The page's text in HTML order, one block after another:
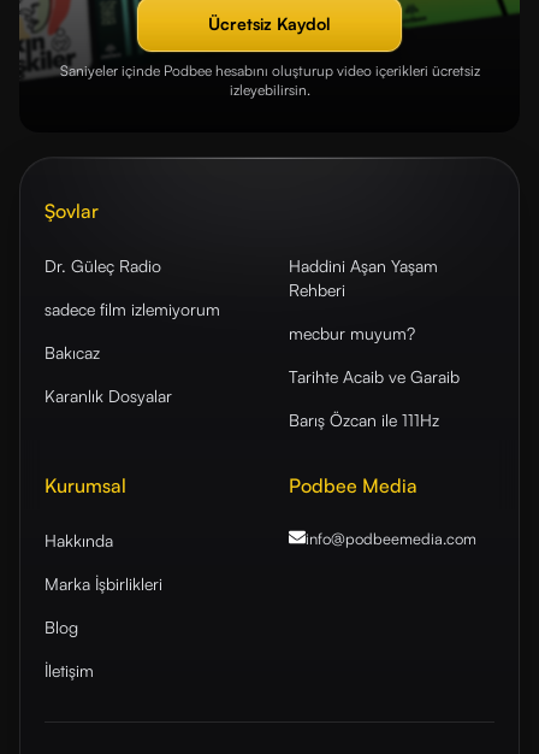
Ücretsiz Kaydol
Saniyeler içinde Podbee hesabını oluşturup video içerikleri ücretsiz
izleyebilirsin.
Şovlar
Dr. Güleç Radio
sadece film izlemiyorum
Bakıcaz
Karanlık Dosyalar
Haddini Aşan Yaşam
Rehberi
mecbur muyum?
Tarihte Acaib ve Garaib
Barış Özcan ile 111Hz
Kurumsal
Hakkında
Marka İşbirlikleri
Blog
İletişim
Podbee Media
info@podbeemedia.com